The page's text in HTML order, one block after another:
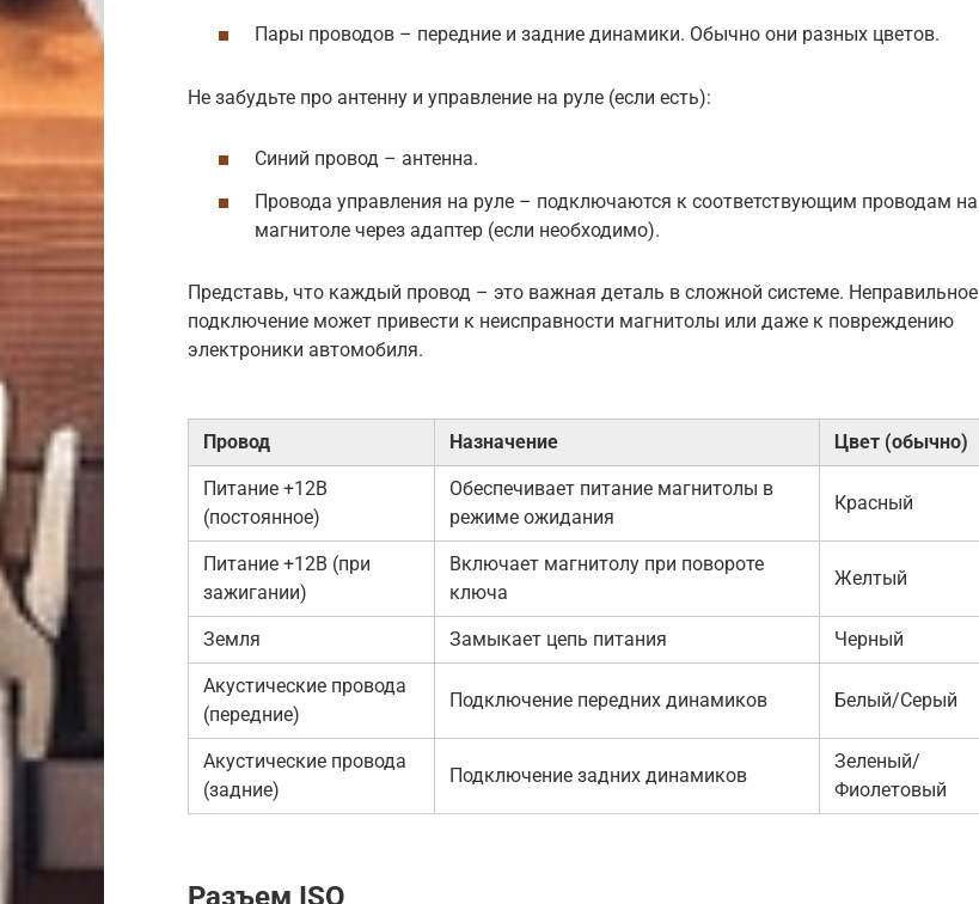
Пары проводов – передние и задние динамики. Обычно они разных цветов.
Не забудьте про антенну и управление на руле (если есть):
Синий провод – антенна.
Провода управления на руле – подключаются к соответствующим проводам на
магнитоле через адаптер (если необходимо).
Представь, что каждый провод – это важная деталь в сложной системе. Неправильное
подключение может привести к неисправности магнитолы или даже к повреждению
электроники автомобиля.
Провод Назначение Цвет (обычно)
Питание +12В
(постоянное)
Обеспечивает питание магнитолы в
режиме ожидания
Красный
Питание +12В (при
зажигании)
Включает магнитолу при повороте
ключа
Желтый
Земля Замыкает цепь питания Черный
Акустические провода
(передние)
Подключение передних динамиков Белый/Серый
Акустические провода
(задние)
Подключение задних динамиков
Зеленый/
Фиолетовый
Разъем ISO